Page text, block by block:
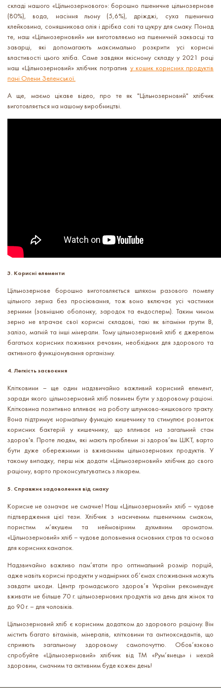
складі нашого «Цільнозернового»: борошно пшеничне цільнозернове
(80%), вода, насіння льону (5,6%), дріжджі, суха пшенична
клейковина, соняшникова олія і дрібка солі та цукру для смаку. Понад
те, наш «Цільнозерновий» ми виготовляємо на пшеничній заквасці та
заварці, які допомагають максимально розкрити усі корисні
властивості цього хліба. Саме завдяки якісному складу у 2021 році
наш «Цільнозерновий» хлібчик потрапив у кошик корисних продуктів
пані Олени Зеленської.
А ще, маємо цікаве відео, про те як "Цільнозерновий" хлібчик
виготовляється на нашому виробництві.
3. Корисні елементи
Цільнозернове борошно виготовляється шляхом разового помелу
цільного зерна без просіювання, тож воно включає усі частинки
зернини (зовнішню оболонку, зародок та ендосперм). Таким чином
зерно не втрачає свої корисні складові, такі як вітаміни групи В,
залізо, магній та інші мінерали. Тому цільнозерновий хліб є джерелом
багатьох корисних поживних речовин, необхідних для здорового та
активного функціонування організму.
4. Легкість засвоєння
Клітковини – ще один надзвичайно важливий корисний елемент,
заради якого цільнозерновий хліб повинен бути у здоровому раціоні.
Клітковина позитивно впливає на роботу шлунково-кишкового тракту.
Вона підтримує нормальну функцію кишечнику та стимулює розвиток
корисних бактерій у кишечнику, що впливає на загальний стан
здоров'я. Проте людям, які мають проблеми зі здоров’ям ШКТ, варто
бути дуже обережними із вживанням цільнозернових продуктів. У
такому випадку, перш ніж додати «Цільнозерновий» хлібчик до свого
раціону, варто проконсультуватись з лікарем.
5. Справжнє задоволення від смаку
Корисне не означає не смачне! Наш «Цільнозерновий» хліб – чудове
підтвердження цієї тези. Хлібчик з насиченим пшеничним смаком,
пористим м’якушем та неймовірним духмяним ароматом.
«Цільнозерновий» хліб – чудове доповнення основних страв та основа
для корисних канапок.
Надзвичайно важливо пам’ятати про оптимальний розмір порцій,
адже навіть корисні продукти у надмірних об’ємах споживання можуть
завдати шкоди. Центр громадського здоров’я України рекомендує
вживати не більше 70 г. цільнозернових продуктів на день для жінок та
до 90 г. – для чоловіків.
Цільнозерновий хліб є корисним додатком до здорового раціону. Він
містить багато вітамінів, мінералів, клітковини та антиоксидантів, що
сприяють загальному здоровому самопочуттю. Обов’язково
спробуйте «Цільнозерновий» хлібчик від ТМ «Рум’янець» і нехай
здоровим, смачним та активним буде кожен день!